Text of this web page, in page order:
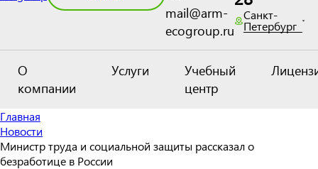
mail@arm-
ecogroup.ru
Санкт-
Петербург
О
компании
Услуги
Учебный
центр
Главная
Новости
Министр труда и социальной защиты рассказал о
безработице в России